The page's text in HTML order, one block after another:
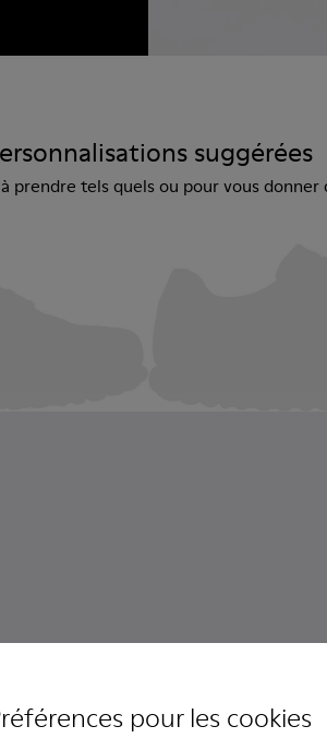
pour les cookies
suggérées
tels quels ou pour vous